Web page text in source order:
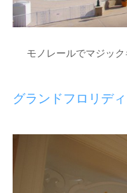
モノレールでマジッ
グランドフロリデ